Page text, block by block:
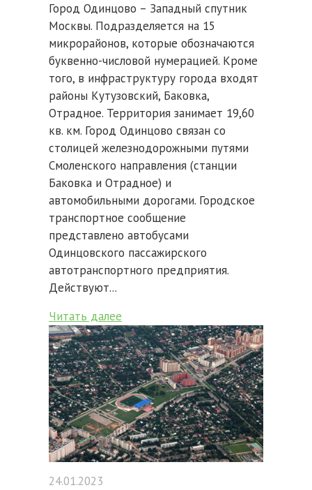
Город Одинцово – Западный спутник
Москвы. Подразделяется на 15
микрорайонов, которые обозначаются
буквенно-числовой нумерацией. Кроме
того, в инфраструктуру города входят
районы Кутузовский, Баковка,
Отрадное. Территория занимает 19,60
кв. км. Город Одинцово связан со
столицей железнодорожными путями
Смоленского направления (станции
Баковка и Отрадное) и
автомобильными дорогами. Городское
транспортное сообщение
представлено автобусами
Одинцовского пассажирского
автотранспортного предприятия.
Действуют...
Читать далее
24.01.2023